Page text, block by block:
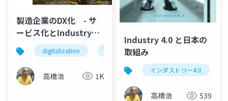
製造企業のDX化 - サ
ービス化とIndustry4.0
の融合 -digitalization manufacturing companies
高橋浩 1K
Industry 4.0 と日本の
取組み
インダストリー4.0
高橋浩 539